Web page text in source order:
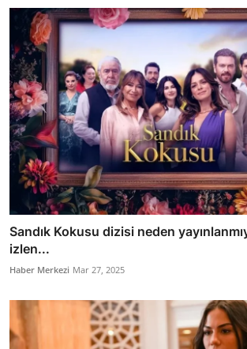
Sandık Kokusu dizisi neden
izlen...
Haber Merkezi Mar 27, 2025